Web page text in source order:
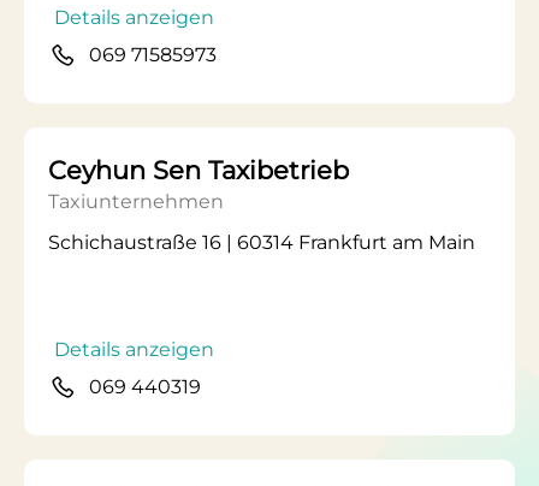
Details anzeigen
069 71585973
Ceyhun Sen Taxibetrieb
Taxiunternehmen
Schichaustraße 16 | 60314 Frankfurt am Main
Details anzeigen
069 440319